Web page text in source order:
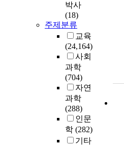
박사
(18)
주제분류
교육
(24,164)
사회
과학
(704)
자연
과학
(288)
인문
학 (282)
기타